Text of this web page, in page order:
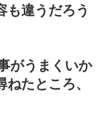
も違うだろう
がうまくいか
たところ、